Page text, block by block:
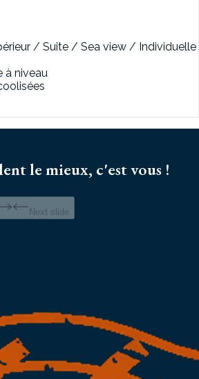
/ Suite / Sea view / Individuelle
à niveau
le mieux, c'est vous !
Next slide